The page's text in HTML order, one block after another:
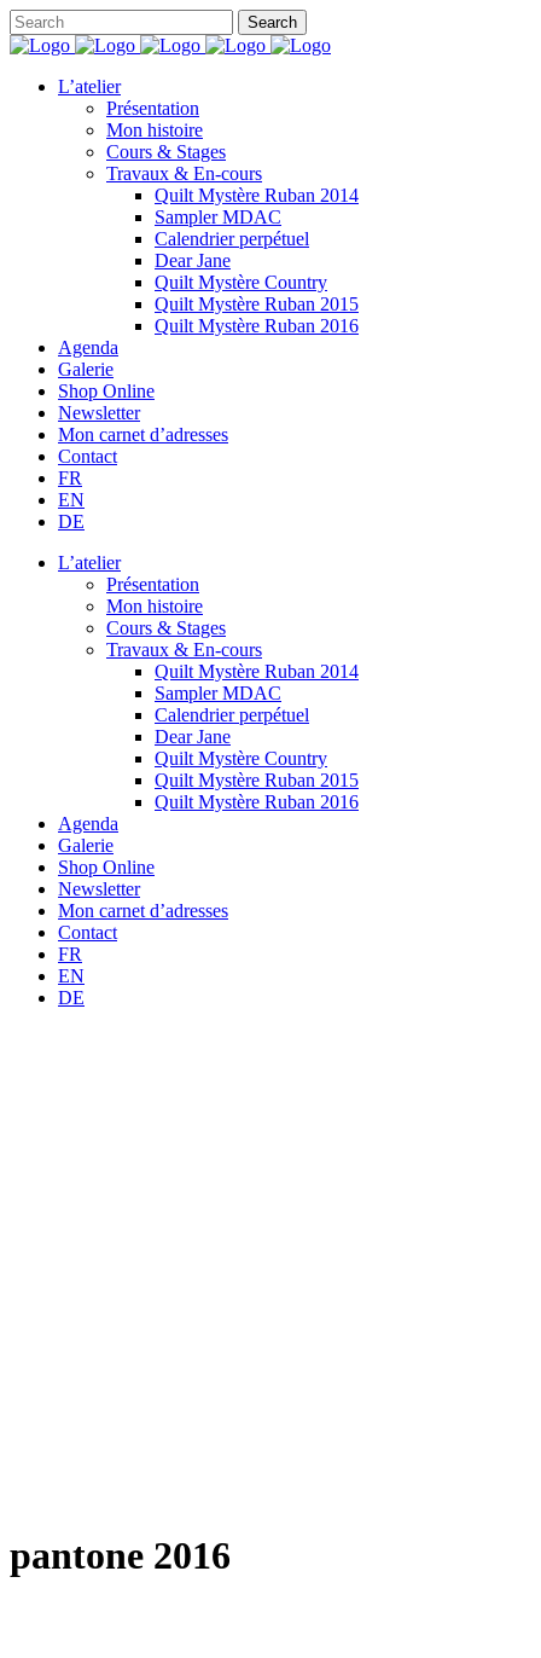
L’atelier
Présentation
Mon histoire
Cours & Stages
Travaux & En-cours
Quilt Mystère Ruban 2014
Sampler MDAC
Calendrier perpétuel
Dear Jane
Quilt Mystère Country
Quilt Mystère Ruban 2015
Quilt Mystère Ruban 2016
Agenda
Galerie
Shop Online
Newsletter
Mon carnet d’adresses
Contact
FR
EN
DE
L’atelier
Présentation
Mon histoire
Cours & Stages
Travaux & En-cours
Quilt Mystère Ruban 2014
Sampler MDAC
Calendrier perpétuel
Dear Jane
Quilt Mystère Country
Quilt Mystère Ruban 2015
Quilt Mystère Ruban 2016
Agenda
Galerie
Shop Online
Newsletter
Mon carnet d’adresses
Contact
FR
EN
DE
pantone 2016